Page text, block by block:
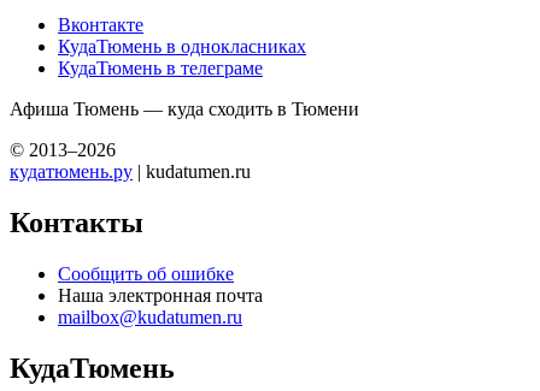
Вконтакте
КудаТюмень в однокласниках
КудаТюмень в телеграме
Афиша Тюмень — куда сходить в Тюмени
© 2013–2026
кудатюмень.ру | kudatumen.ru
Контакты
Сообщить об ошибке
Наша электронная почта
mailbox@kudatumen.ru
КудаТюмень